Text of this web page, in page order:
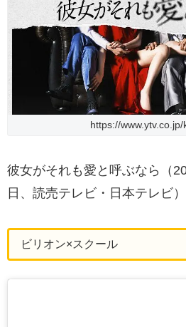
https://
彼女がそれも愛と呼ぶなら（
日、読売テレビ・日本テレビ
ビリオン×スクール